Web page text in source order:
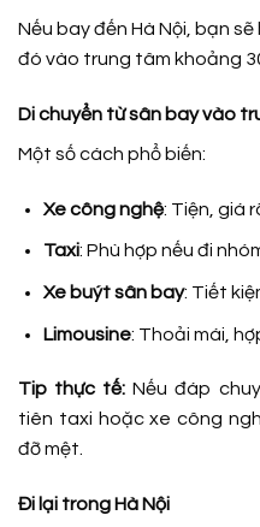
Nếu bay đến Hà Nội, bạn
đó vào trung tâm khoảng
Di chuyển từ sân bay vào
Một số cách phổ biến:
Xe công nghệ: Tiện, giá
Taxi: Phù hợp nếu đi
Xe buýt sân bay: Tiết
Limousine: Thoải mái,
Tip thực tế:Nếu đáp
tiên taxi hoặc xe công
đỡ mệt.
Đi lại trong Hà Nội